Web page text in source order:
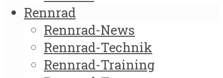
Rennrad
Rennrad-News
Rennrad-Technik
Rennrad-Training